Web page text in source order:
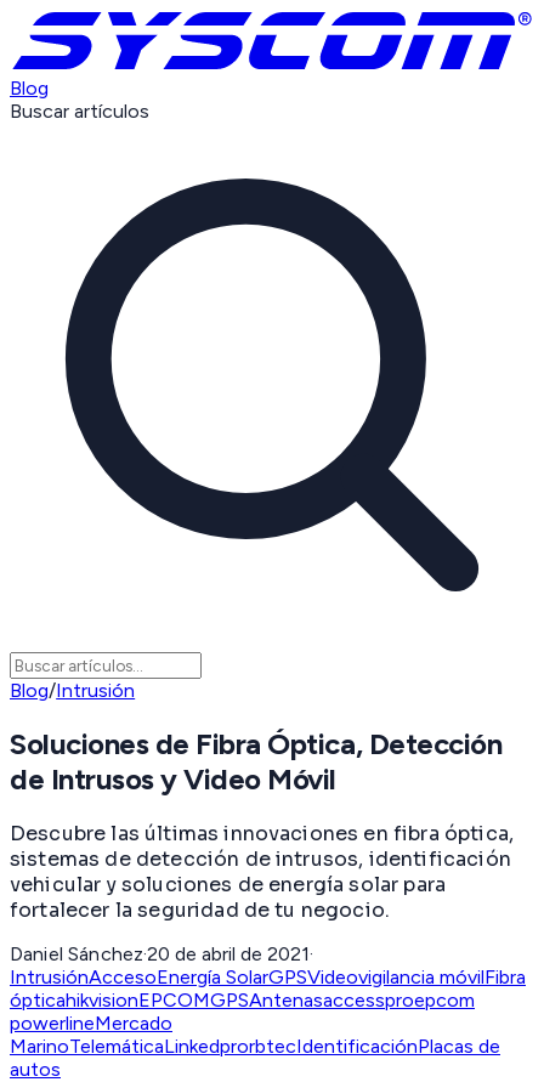
Blog
Buscar artículos
Blog/Intrusión
Soluciones de Fibra Óptica, Detección
de Intrusos y Video Móvil
Descubre las últimas innovaciones en fibra óptica,
sistemas de detección de intrusos, identificación
vehicular y soluciones de energía solar para
fortalecer la seguridad de tu negocio.
Daniel Sánchez·20 de abril de 2021·
IntrusiónAccesoEnergía SolarGPSVideovigilancia móvilFibra
ópticahikvisionEPCOMGPSAntenasaccessproepcom
powerlineMercado
MarinoTelemáticaLinkedprorbtecIdentificaciónPlacas de
autos